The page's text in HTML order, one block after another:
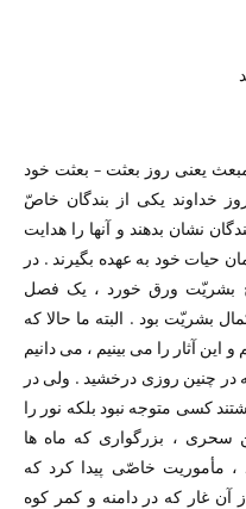
یعنی روز بعثت – بعثت خود
خداوند یکی از بندگان خاصّ
نشان بدهند و آنها را هدایت
حیات خود به عهده بگیرند . در
بشریّت ورق خورد ، ‌یک فصل
بشریّت بود . البته ما حالا که
این آثار را می بینیم ، می دانیم
در چنین روزی درخشید . ولی در
کسی متوجه نبود بلکه نور را
سحری ، بزرگواری که ماه ها
‌مأموریت خاصّی پیدا کرد که
غار که در دامنه و کمر کوه